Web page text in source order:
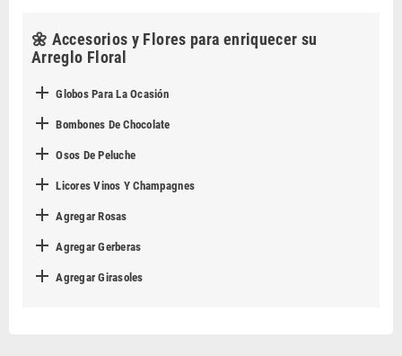
🌼 Accesorios y Flores para enriquecer su
Arreglo Floral
 Globos Para La Ocasión
 Bombones De Chocolate
 Osos De Peluche
 Licores Vinos Y Champagnes
 Agregar Rosas
 Agregar Gerberas
 Agregar Girasoles